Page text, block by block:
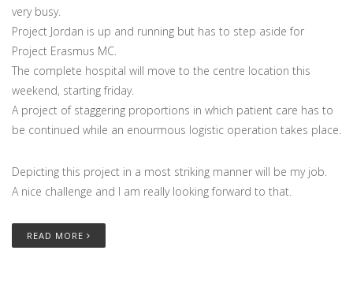
very busy.
Project Jordan is up and running but has to step aside for
Project Erasmus MC.
The complete hospital will move to the centre location this
weekend, starting friday.
A project of staggering proportions in which patient care has to
be continued while an enourmous logistic operation takes place.
Depicting this project in a most striking manner will be my job.
A nice challenge and I am really looking forward to that.
READ MORE